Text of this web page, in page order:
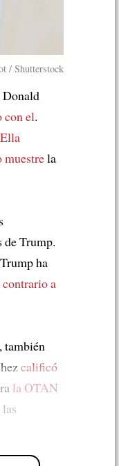
/ Shutterstock
con el.
Ella
muestrela
de Trump.
ha
a
también
calificó
la OTAN